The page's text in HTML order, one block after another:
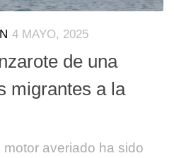
4 MAYO, 2025
de una
migrantes a la
averiado ha sido